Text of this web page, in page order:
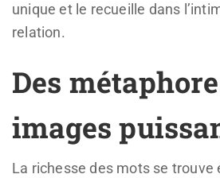
unique et le recueille dans
relation.
Des
images
La richesse des mots se trouve